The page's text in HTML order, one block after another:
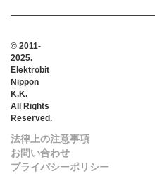
© 2011-
2025.
Elektrobit
Nippon
K.K.
All Rights
Reserved.
法律上の注意事項
お問い合わせ
プライバシーポリシー